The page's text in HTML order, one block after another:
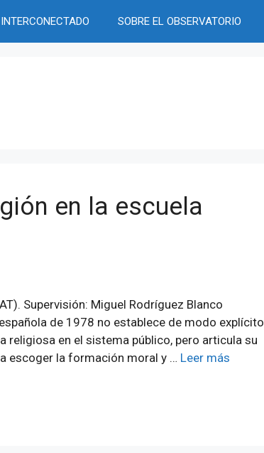
SOBRE EL OBSERVATORIO
en la escuela
Supervisión: Miguel Rodríguez Blanco
de 1978 no establece de modo explícito
religiosa en el sistema público, pero articula su
escoger la formación moral y … Leer más